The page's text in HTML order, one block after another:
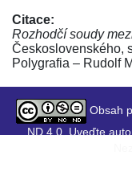
Citace:
Rozhodčí soudy
Československého,
Polygrafia – Rudolf
Obsah
ND 4.0. Uveďte